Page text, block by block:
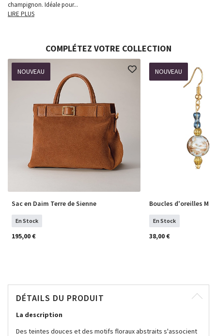
champignon. Idéale pour...
LIRE PLUS
COMPLÉTEZ VOTRE COLLECTION
NOUVEAU
Sac en Daim Terre de Sienne
En Stock
195,00 €
NOUVEAU
Boucles d'oreilles
En Stock
38,00 €
DÉTAILS DU PRODUIT
La description
Des teintes douces et des motifs floraux abstraits s'associent